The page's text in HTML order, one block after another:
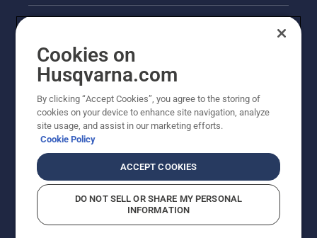
© Husqvarna AB (publ). Toate drepturile rezervate.
Prețurile prezentate includ TVA și sunt prețuri
recomandate pentru comercializarea cu amănuntul.
Husqvarna își rezervă dreptul de a face modificări în
Cookies on
Husqvarna.com
By clicking “Accept Cookies”, you agree to the storing of
cookies on your device to enhance site navigation, analyze
site usage, and assist in our marketing efforts.
Cookie Policy
ACCEPT COOKIES
DO NOT SELL OR SHARE MY PERSONAL
INFORMATION